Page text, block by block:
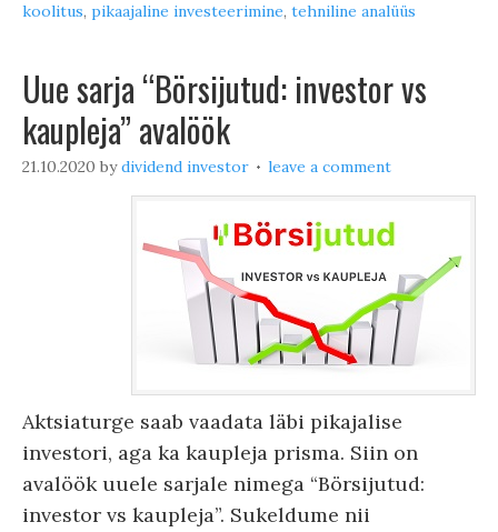
koolitus, pikaajaline investeerimine, tehniline analüüs
Uue sarja “Börsijutud: investor vs
kaupleja” avalöök
21.10.2020 bydividend investor leave a comment
Aktsiaturge saab vaadata läbi pikajalise
investori, aga ka kaupleja prisma. Siin on
avalöök uuele sarjale nimega “Börsijutud:
investor vs kaupleja”. Sukeldume nii